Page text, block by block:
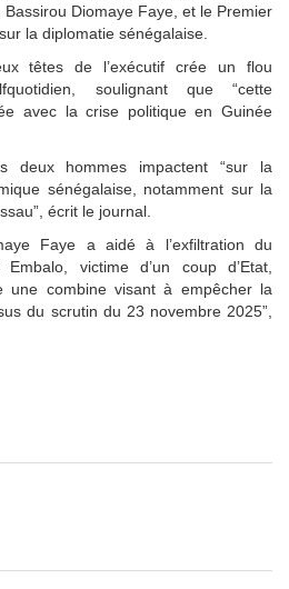
Diomaye Faye, et le Premier
la diplomatie sénégalaise.
têtes de l’exécutif crée un flou
soulignant que “cette
avec la crise politique en Guinée
deux hommes impactent “sur la
sénégalaise, notamment sur la
écrit le journal.
Faye a aidé à l’exfiltration du
victime d’un coup d’Etat,
une combine visant à empêcher la
du scrutin du 23 novembre 2025”,